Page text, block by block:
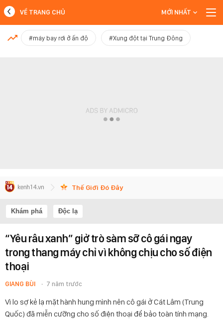
MỚI NHẤT
VỀ TRANG CHỦ MỚI NHẤT
#máy bay rơi ở ấn độ #Xung đột tại Trung Đông
Thế Giới Đó Đây
Khám phá Độc lạ
“Yêu râu xanh” giở trò sàm sỡ cô gái ngay
trong thang máy chỉ vì không chịu cho số điện
thoại
GIANG BÙI 7 năm trước
Vì lo sợ kẻ lạ mặt hành hung mình nên cô gái ở Cát Lâm (Trung
Quốc) đã miễn cưỡng cho số điện thoại để bảo toàn tính mạng.